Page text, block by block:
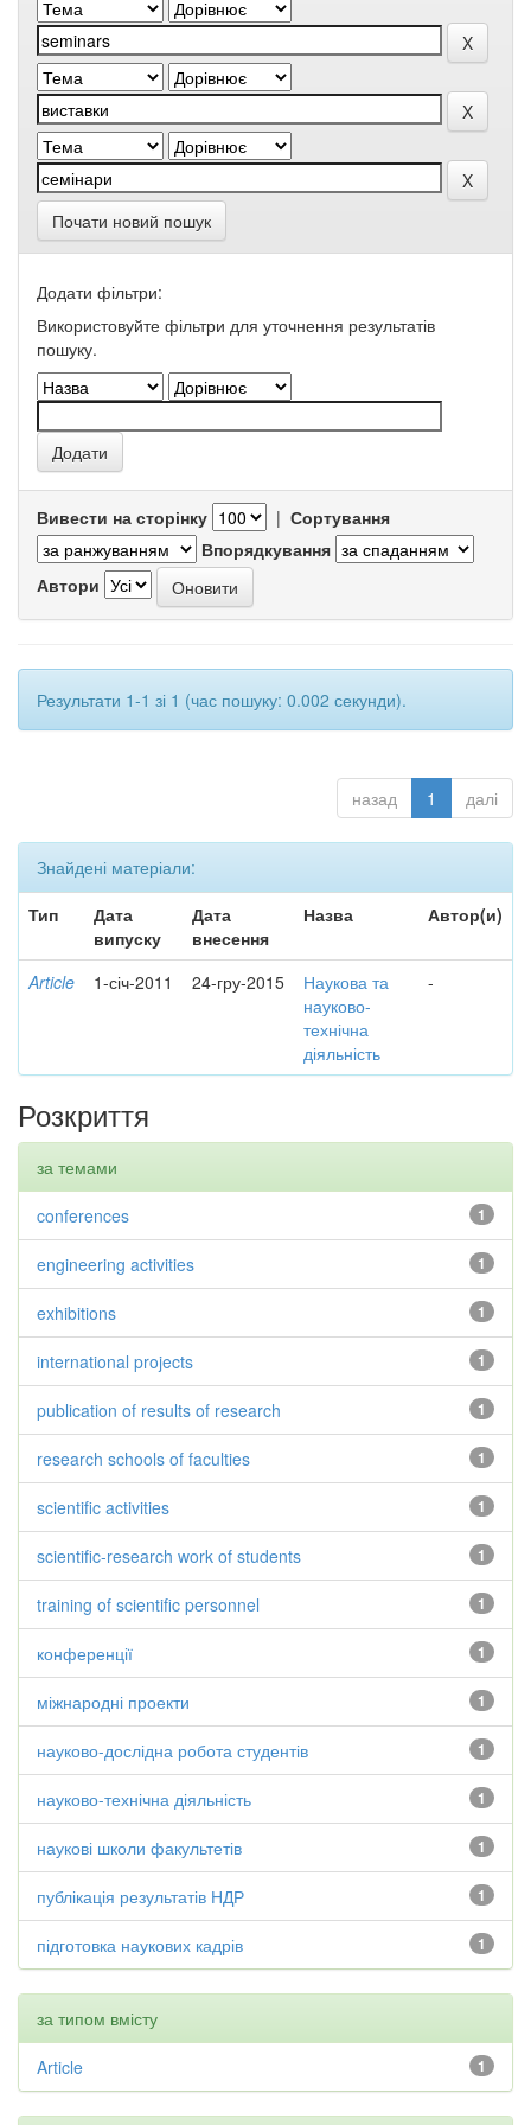
Почати новий пошук
Додати фільтри:
Використовуйте фільтри для уточнення результатів
пошуку.
Вивести на сторінку | Сортування
Впорядкування
Автори
Результати 1-1 зі 1 (час пошуку: 0.002 секунди).
назад 1 далі
Знайдені матеріали:
Тип
Дата
випуску
Дата
внесення
Назва Автор(и)
Article 1-січ-2011 24-гру-2015
Наукова та
науково-
технічна
діяльність
-
Розкриття
за темами
1
conferences
1
engineering activities
1
exhibitions
1
international projects
1
publication of results of research
1
research schools of faculties
1
scientific activities
1
scientific-research work of students
1
training of scientific personnel
1
конференції
1
міжнародні проекти
1
науково-дослідна робота студентів
1
науково-технічна діяльність
1
наукові школи факультетів
1
публікація результатів НДР
1
підготовка наукових кадрів
за типом вмісту
1
Article